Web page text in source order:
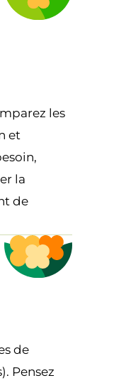
les
et
la
de
de
Pensez